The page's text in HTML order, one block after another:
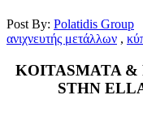
Post By: Polatidis Group
ανιχνευτής μετάλλων ,
KOITASMATA &
STHN